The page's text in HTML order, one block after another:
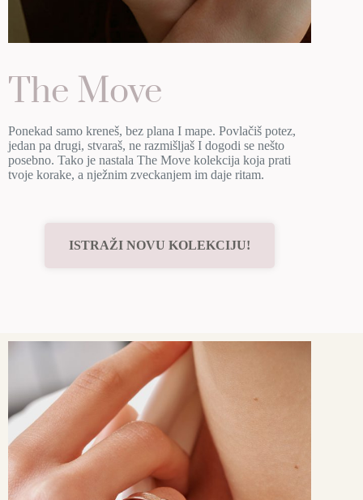
The Move
Ponekad samo kreneš, bez plana I mape. Povlačiš potez,
jedan pa drugi, stvaraš, ne razmišljaš I dogodi se nešto
posebno. Tako je nastala The Move kolekcija koja prati
tvoje korake, a nježnim zveckanjem im daje ritam.
ISTRAŽI NOVU KOLEKCIJU!